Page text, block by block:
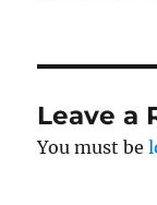
Leave a
You must be